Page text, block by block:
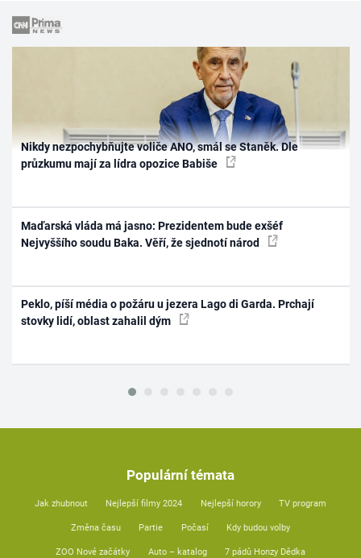
Nikdy nezpochybňujte voliče ANO, smál se Staněk. Dle
průzkumu mají za lídra opozice Babiše
Maďarská vláda má jasno: Prezidentem bude exšéf
Nejvyššího soudu Baka. Věří, že sjednotí národ
Peklo, píší média o požáru u jezera Lago di Garda. Prchají
stovky lidí, oblast zahalil dým
Populární témata
Jak zhubnout Nejlepší filmy 2024 Nejlepší horory TV program
Změna času Partie Počasí Kdy budou volby
ZOO Nové začátky Auto – katalog 7 pádů Honzy Dědka